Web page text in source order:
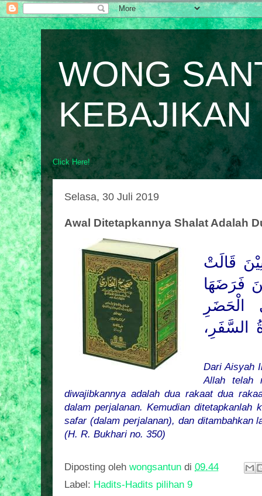
WONG
KEBAJIKAN
Click Here!
Selasa, 30 Juli 2019
Awal Ditetapkannya Shalat Adalah
قَالَتْ
فَرَضَهَا
الْحَضَرِ
السَّفَرِ،
Dari Aisyah
Allah telah
diwajibkannya adalah dua rakaat dua
dalam perjalanan. Kemudian ditetapkanlah
safar (dalam perjalanan), dan ditambahkan
(H. R. Bukhari no. 350)
Diposting oleh wongsantun di 09.44
Label: Hadits-Hadits pilihan 9